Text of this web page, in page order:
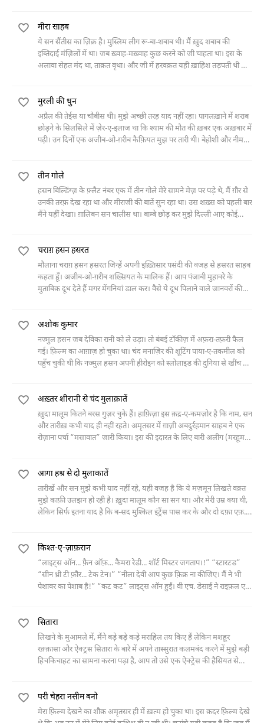
मीरा साहब
ये सन सैंतीस का ज़िक्र है। मुस्लिम लीग रू-बा-शबाब थी। मैं ख़ुद शबाब की
‎इब्तिदाई मंज़िलों में था। जब ख़्वाह-मख़्वाह कुछ करने को जी चाहता था। इस के
अलावा ‎सेहत मंद था, ताक़त वृथा। और जी में हरवक़त यही ख़ाहिश तड़पती थी कि
मुरली की धुन
अप्रैल की तेईस या चौबीस थी। मुझे अच्छी तरह याद नहीं रहा। पागलख़ाने में शराब
छोड़ने के ‎सिलसिले में ज़ेर-ए-इलाज था कि श्याम की मौत की ख़बर एक अख़बार में
पढ़ी। उन दिनों एक ‎अजीब-ओ-ग़रीब कैफ़ियत मुझ पर तारी थी। बेहोशी और नीम
तीन गोले
हसन बिल्डिंग्ज़ के फ़्लैट नंबर एक में तीन गोले मेरे सामने मेज़ पर पड़े थे, मैं ग़ौर से
उनकी ‎तरफ़ देख रहा था और मीराजी की बातें सुन रहा था। उस शख़्स को पहली बार
मैंने यहीं देखा। ‎ग़ालिबन सन चालीस था। बाम्बे छोड़ कर मुझे दिल्ली आए कोई
चराग़ हसन हसरत
मौलाना चराग़ हसन हसरत जिन्हें अपनी इख़्तिसार पसंदी की वजह से हसरत साहब
कहता हूँ। अजीब-ओ-ग़रीब शख़्सियत के मालिक हैं। आप पंजाबी मुहावरे के
मुताबिक़ दूध देते हैं मगर मेंगनियां डाल कर। वैसे ये दूध पिलाने वाले जानवरों की
अशोक कुमार
नज्मुल हसन जब देविका रानी को ले उड़ा। तो बंबई टॉकीज़ में अफ़रा-तफ़री फैल
गई। फ़िल्म ‎का आग़ाज़ हो चुका था। चंद मनाज़िर की शूटिंग पाया-ए-तकमील को
पहुँच चुकी थी कि ‎नज्मुल हसन अपनी हीरोइन को स्लोलाइड की दुनिया से खींच कर
अख़्तर शीरानी से चंद मुलाक़ातें
ख़ुदा मालूम कितने बरस गुज़र चुके हैं। हाफ़िज़ा इस क़द्र-ए-कमज़ोर है कि नाम, सन
और तारीख़ कभी याद ही नहीं रहते। अमृतसर में ग़ाज़ी अबदुर्रहमान साहब ने एक
रोज़ाना पर्चा “मसावात” जारी किया। इस की इदारत के लिए बारी अलीग (मरहूम)
आगा हश्र से दो मुलाकातें
तारीखें और सन मुझे कभी याद नहीं रहे, यही वजह है कि ये मज़मून लिखते वक़्त
मुझे काफ़ी उलझन हो रही है। ख़ुदा मालूम कौन सा सन था। और मेरी उम्र क्या थी,
लेकिन सिर्फ इतना याद है कि ब-सद मुश्किल इंट्रैंस पास कर के और दो दफ़ा एफ़.ए.
किश्त-ए-ज़ाफ़रान
“लाइट्स ऑन... फ़ैन ऑफ़... कैमरा रेडी... शॉर्ट मिस्टर जगताप।!” “स्टारटड”
“सीन थ्री टी फ़ौर... टेक टेन।” “नीला देवी आप कुछ फ़िक्र ना कीजिए। मैं ने भी
पेशावर का पेशाब है!” “कट कट” लाइट्स ऑन हुईं। वी एच. डेसाई ने राइफ़ल एक
सितारा
लिखने के मुआमले में, मैंने बड़े बड़े कड़े मराहिल तय किए हैं लेकिन मशहूर
रक़्क़ासा और ऐक्ट्रस सितारा के बारे में अपने तास्सुरात कलमबंद करने में मुझे बड़ी
हिचकिचाहट का सामना करना पड़ा है, आप तो उसे एक ऐक्ट्रेस की हैसियत से
परी चेहरा नसीम बनो
मेरा फ़िल्म देखने का शौक़ अमृतसर ही में ख़त्म हो चुका था। इस क़दर फ़िल्म देखे